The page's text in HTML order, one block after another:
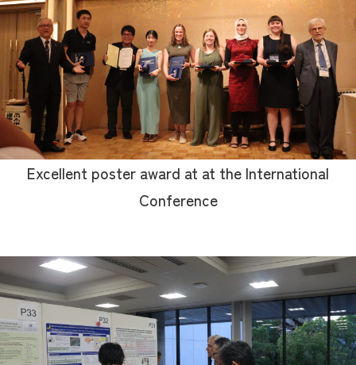
Excellent poster award at at the International
Conference